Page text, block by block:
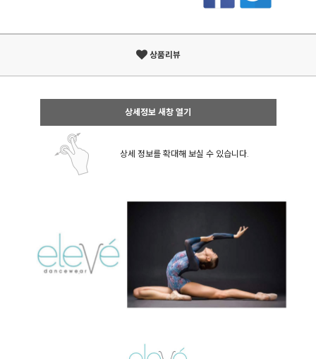
상품리뷰
상세정보 새창 열기
상세 정보를 확대해 보실 수 있습니다.